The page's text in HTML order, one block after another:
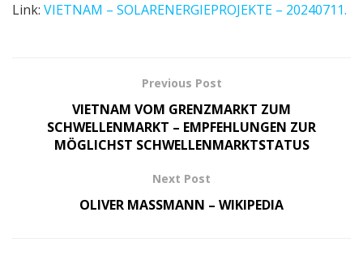
Link: VIETNAM – SOLARENERGIEPROJEKTE – 20240711.
Previous Post
VIETNAM VOM GRENZMARKT ZUM
SCHWELLENMARKT – EMPFEHLUNGEN ZUR
MÖGLICHST SCHWELLENMARKTSTATUS
Next Post
OLIVER MASSMANN – WIKIPEDIA